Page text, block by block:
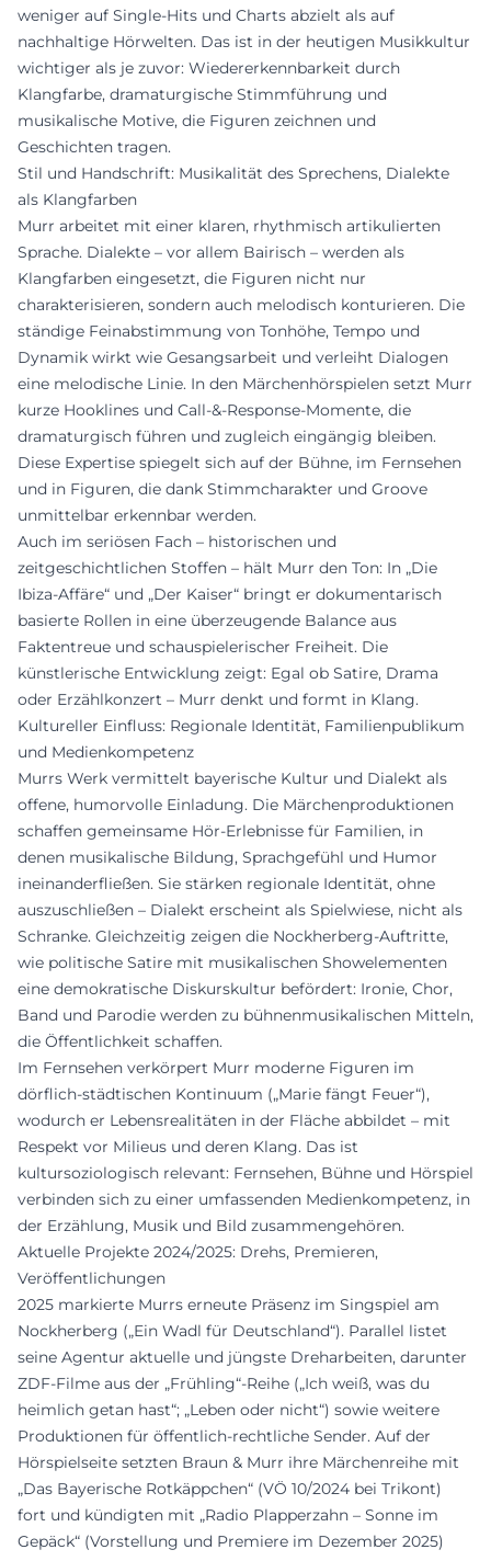
weniger auf Single-Hits und Charts abzielt als auf
nachhaltige Hörwelten. Das ist in der heutigen Musikkultur
wichtiger als je zuvor: Wiedererkennbarkeit durch
Klangfarbe, dramaturgische Stimmführung und
musikalische Motive, die Figuren zeichnen und
Geschichten tragen.
Stil und Handschrift: Musikalität des Sprechens, Dialekte
als Klangfarben
Murr arbeitet mit einer klaren, rhythmisch artikulierten
Sprache. Dialekte – vor allem Bairisch – werden als
Klangfarben eingesetzt, die Figuren nicht nur
charakterisieren, sondern auch melodisch konturieren. Die
ständige Feinabstimmung von Tonhöhe, Tempo und
Dynamik wirkt wie Gesangsarbeit und verleiht Dialogen
eine melodische Linie. In den Märchenhörspielen setzt Murr
kurze Hooklines und Call-&-Response-Momente, die
dramaturgisch führen und zugleich eingängig bleiben.
Diese Expertise spiegelt sich auf der Bühne, im Fernsehen
und in Figuren, die dank Stimmcharakter und Groove
unmittelbar erkennbar werden.
Auch im seriösen Fach – historischen und
zeitgeschichtlichen Stoffen – hält Murr den Ton: In „Die
Ibiza-Affäre“ und „Der Kaiser“ bringt er dokumentarisch
basierte Rollen in eine überzeugende Balance aus
Faktentreue und schauspielerischer Freiheit. Die
künstlerische Entwicklung zeigt: Egal ob Satire, Drama
oder Erzählkonzert – Murr denkt und formt in Klang.
Kultureller Einfluss: Regionale Identität, Familienpublikum
und Medienkompetenz
Murrs Werk vermittelt bayerische Kultur und Dialekt als
offene, humorvolle Einladung. Die Märchenproduktionen
schaffen gemeinsame Hör-Erlebnisse für Familien, in
denen musikalische Bildung, Sprachgefühl und Humor
ineinanderfließen. Sie stärken regionale Identität, ohne
auszuschließen – Dialekt erscheint als Spielwiese, nicht als
Schranke. Gleichzeitig zeigen die Nockherberg-Auftritte,
wie politische Satire mit musikalischen Showelementen
eine demokratische Diskurskultur befördert: Ironie, Chor,
Band und Parodie werden zu bühnenmusikalischen Mitteln,
die Öffentlichkeit schaffen.
Im Fernsehen verkörpert Murr moderne Figuren im
dörflich-städtischen Kontinuum („Marie fängt Feuer“),
wodurch er Lebensrealitäten in der Fläche abbildet – mit
Respekt vor Milieus und deren Klang. Das ist
kultursoziologisch relevant: Fernsehen, Bühne und Hörspiel
verbinden sich zu einer umfassenden Medienkompetenz, in
der Erzählung, Musik und Bild zusammengehören.
Aktuelle Projekte 2024/2025: Drehs, Premieren,
Veröffentlichungen
2025 markierte Murrs erneute Präsenz im Singspiel am
Nockherberg („Ein Wadl für Deutschland“). Parallel listet
seine Agentur aktuelle und jüngste Dreharbeiten, darunter
ZDF-Filme aus der „Frühling“-Reihe („Ich weiß, was du
heimlich getan hast“; „Leben oder nicht“) sowie weitere
Produktionen für öffentlich-rechtliche Sender. Auf der
Hörspielseite setzten Braun & Murr ihre Märchenreihe mit
„Das Bayerische Rotkäppchen“ (VÖ 10/2024 bei Trikont)
fort und kündigten mit „Radio Plapperzahn – Sonne im
Gepäck“ (Vorstellung und Premiere im Dezember 2025)